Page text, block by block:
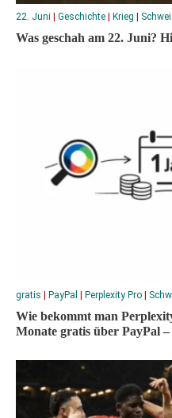
22. Juni | Geschichte | Krieg |
Was geschah am 22. Juni?
gratis | PayPal | Perplexity Pro |
Wie bekommt man
Monate gratis über PayPal